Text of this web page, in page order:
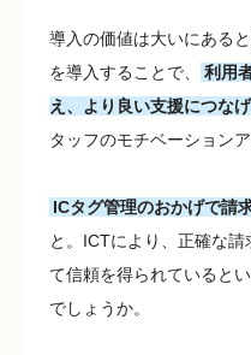
導入の価値は大いにある
を導入することで、
利用
え、より良い支援につな
タッフのモチベーション
ICタグ管理のおかげで請
と。ICTにより、正確な
て信頼を得られていると
でしょうか。